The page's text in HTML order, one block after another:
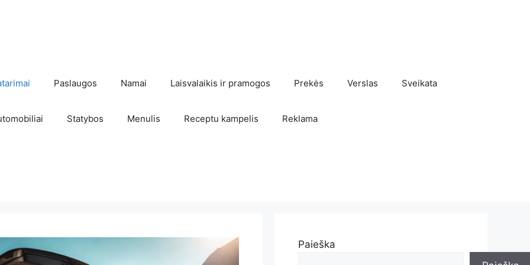
Paslaugos Namai Laisvalaikis ir pramogos Prekės Verslas Sveikata
Statybos Menulis Receptu kampelis Reklama
Paieška